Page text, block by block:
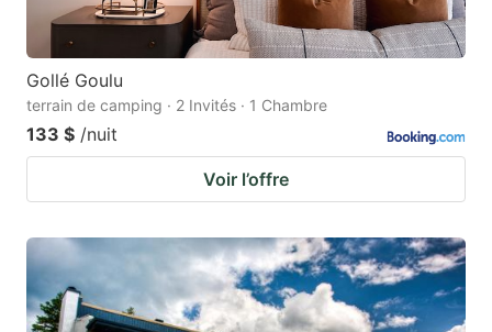
Gollé Goulu
terrain de camping · 2 Invités · 1 Chambre
133 $ /nuit
Voir l’offre